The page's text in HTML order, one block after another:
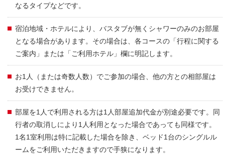
なるタイプなどです。
宿泊地域・ホテルにより、バスタブが無くシャワーのみのお部屋
となる場合があります。その場合は、各コースの「行程に関する
ご案内」または「ご利用ホテル」欄に明記します。
お1人（または奇数人数）でご参加の場合、他の方との相部屋は
お受けできません。
部屋を1人で利用される方は1人部屋追加代金が別途必要です。同
行者の取消しにより1人利用となった場合であっても同様です。
1名1室利用は特に記載した場合を除き、ベッド1台のシングルル
ームをご利用いただきますので手狭になります。